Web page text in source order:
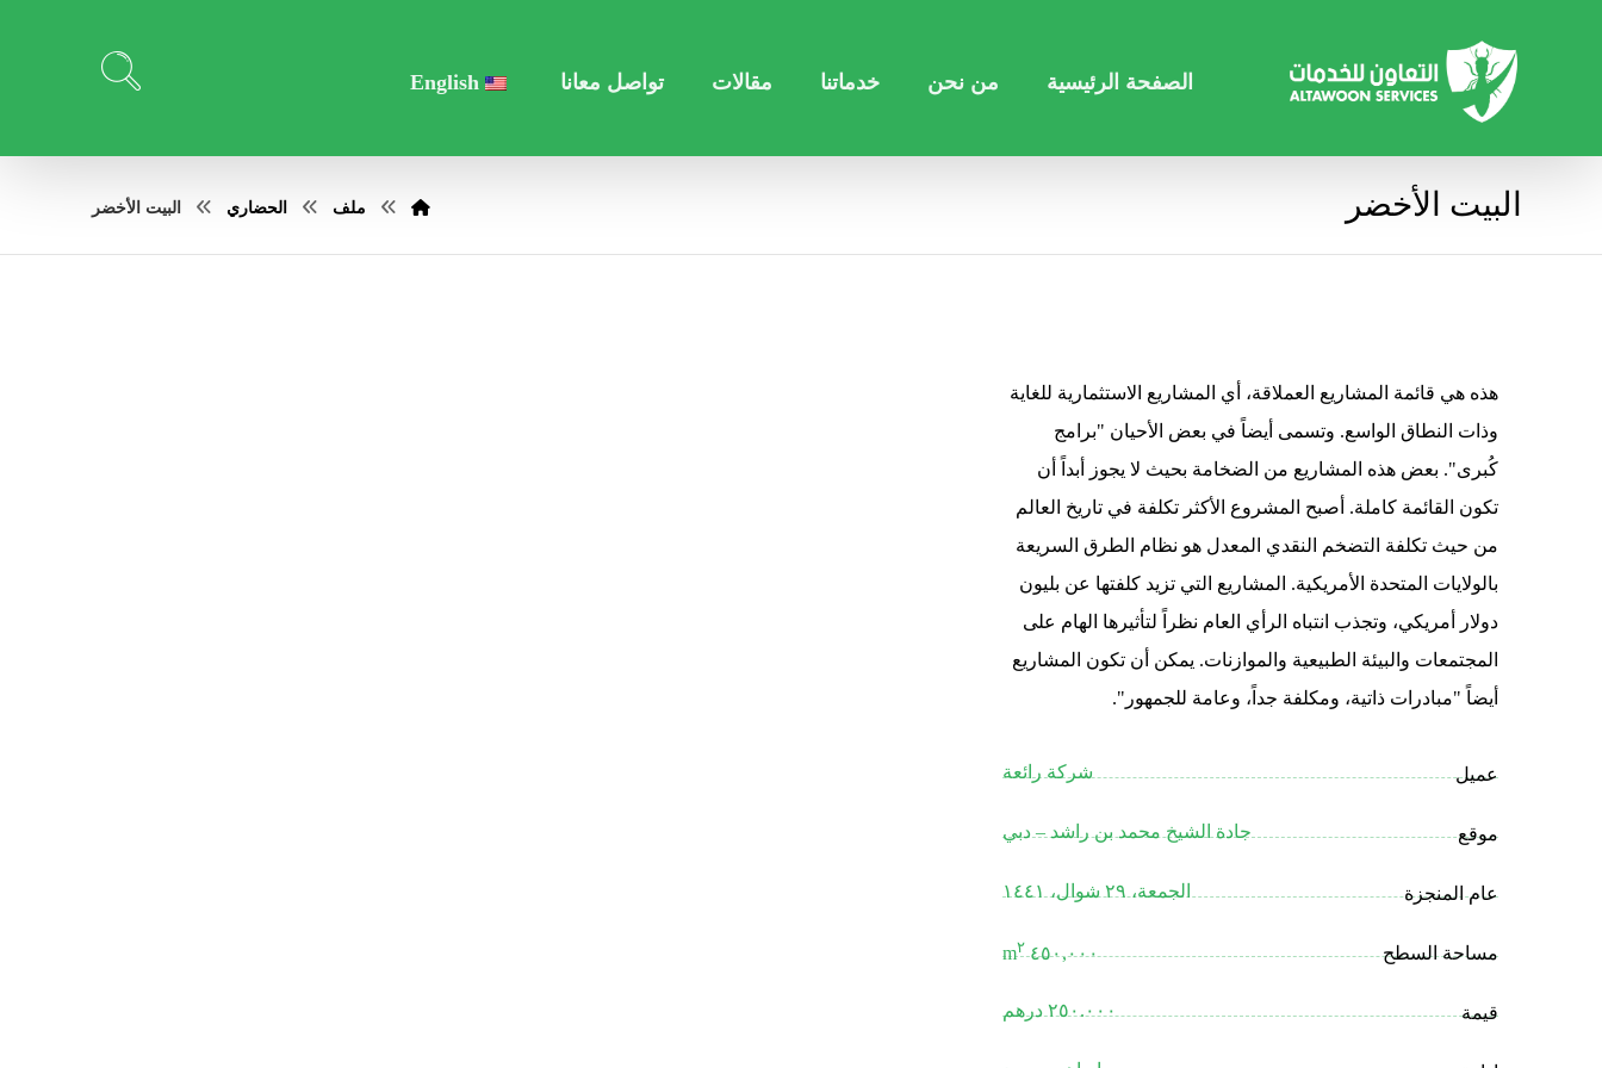
الصفحة الرئيسية من نحن خدماتنا مقالات تواصل معانا English
البيت الأخضر ملف الحضاري البيت الأخضر
هذه هي قائمة المشاريع العملاقة، أي المشاريع الاستثمارية للغاية
وذات النطاق الواسع. وتسمى أيضاً في بعض الأحيان "برامج
كُبرى". بعض هذه المشاريع من الضخامة بحيث لا يجوز أبداً أن
تكون القائمة كاملة. أصبح المشروع الأكثر تكلفة في تاريخ العالم
من حيث تكلفة التضخم النقدي المعدل هو نظام الطرق السريعة
بالولايات المتحدة الأمريكية. المشاريع التي تزيد كلفتها عن بليون
دولار أمريكي، وتجذب انتباه الرأي العام نظراً لتأثيرها الهام على
المجتمعات والبيئة الطبيعية والموازنات. يمكن أن تكون المشاريع
أيضاً "مبادرات ذاتية، ومكلفة جداً، وعامة للجمهور".
عميل شركة رائعة
موقع جادة الشيخ محمد بن راشد – دبي
عام المنجزة الجمعة، ٢٩ شوال، ١٤٤١
مساحة السطح ٤٥٠,٠٠٠ m ٢
قيمة ٢٥٠.٠٠٠ درهم